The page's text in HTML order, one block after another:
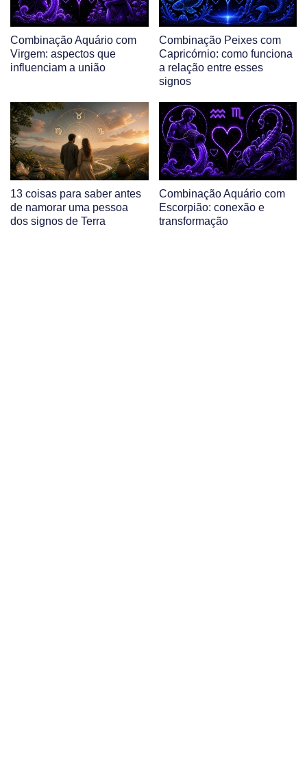
Combinação Aquário com
Virgem: aspectos que
influenciam a união
Combinação Peixes com
Capricórnio: como funciona
a relação entre esses
signos
13 coisas para saber antes
de namorar uma pessoa
dos signos de Terra
Combinação Aquário com
Escorpião: conexão e
transformação